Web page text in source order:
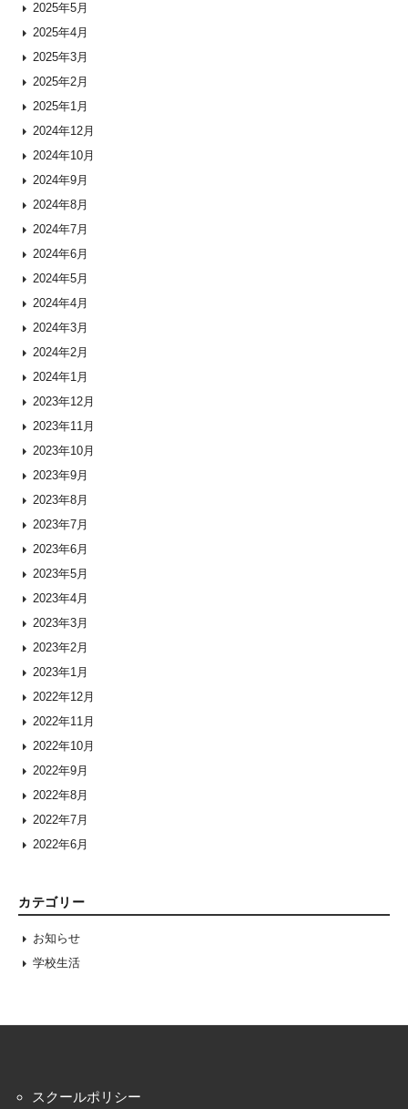
2025年5月
2025年4月
2025年3月
2025年2月
2025年1月
2024年12月
2024年10月
2024年9月
2024年8月
2024年7月
2024年6月
2024年5月
2024年4月
2024年3月
2024年2月
2024年1月
2023年12月
2023年11月
2023年10月
2023年9月
2023年8月
2023年7月
2023年6月
2023年5月
2023年4月
2023年3月
2023年2月
2023年1月
2022年12月
2022年11月
2022年10月
2022年9月
2022年8月
2022年7月
2022年6月
カテゴリー
お知らせ
学校生活
スクールポリシー